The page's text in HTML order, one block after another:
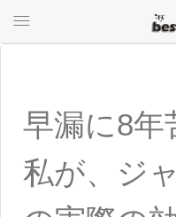
早漏に8年
私が、ジ